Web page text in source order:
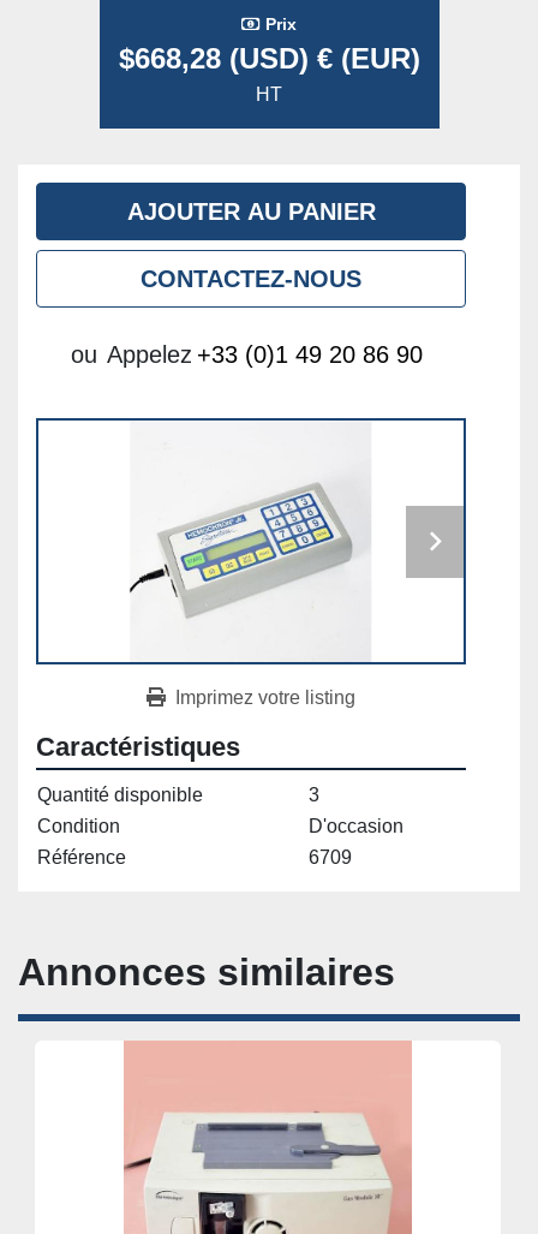
Prix
$668,28 (USD) € (EUR)
HT
AJOUTER AU PANIER
CONTACTEZ-NOUS
ou Appelez +33 (0)1 49 20 86 90
Imprimez votre listing
Caractéristiques
Quantité disponible
3
Condition
D'occasion
Référence
6709
Annonces similaires